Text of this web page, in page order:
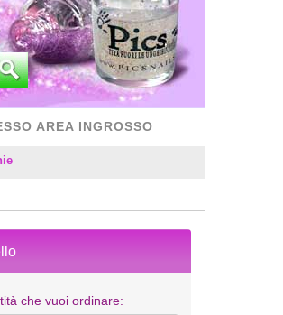
AREA INGROSSO
che vuoi ordinare: